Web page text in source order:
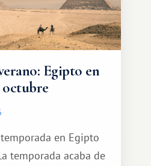
Egipto en
octubre
en Egipto
temporada acaba de